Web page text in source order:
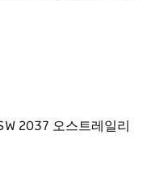
이고 "Agrodolce"는
라구 피제 살모네가
록 오이스터와 수제 아
제 베이비는 모든 면에
주류를 훌륭하게 간
Real Negroni"와
2037 오스트레일리